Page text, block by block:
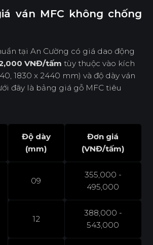
ván MFC không chống
tại An Cường có giá dao động
VNĐ/tấm tùy thuộc vào kích
1830 x 2440 mm) và độ dày ván
đây là bảng giá gỗ MFC tiêu
Độ dày
(mm)
Đơn giá
(VNĐ/tấm)
09
355,000 -
495,000
12
388,000 -
543,000